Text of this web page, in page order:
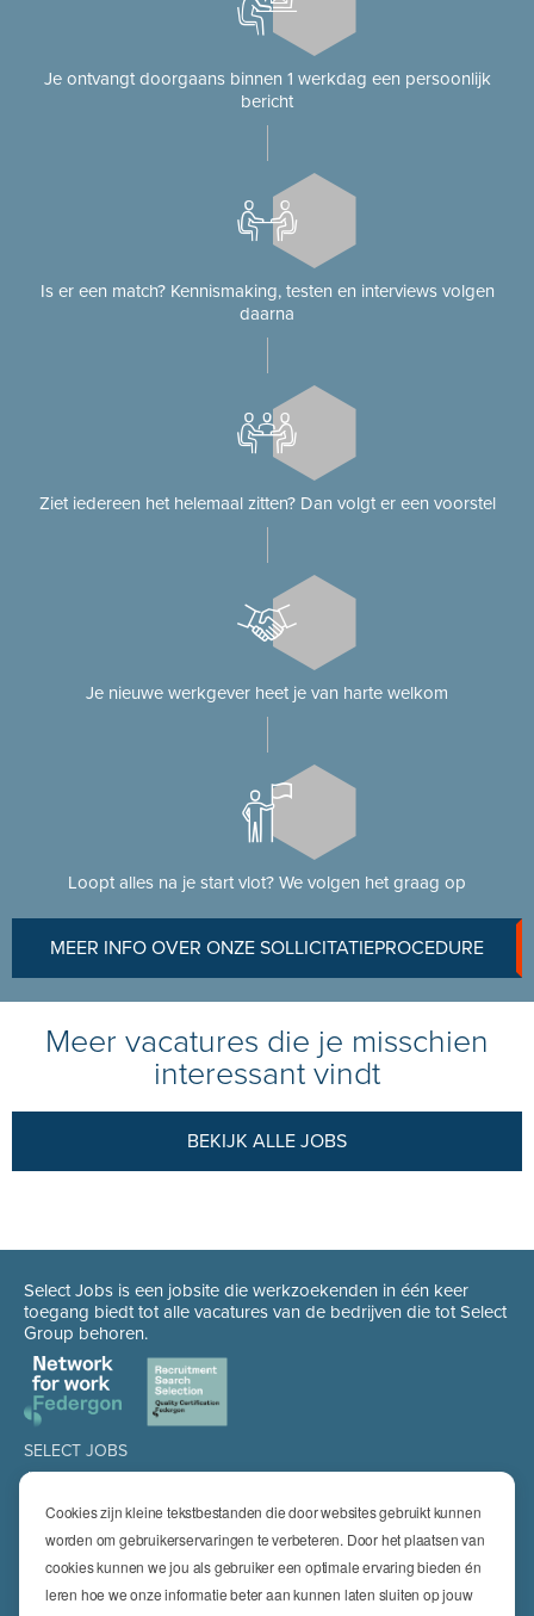
Cookies zijn kleine tekstbestanden die door websites gebruikt kunnen
worden om gebruikerservaringen te verbeteren. Door het plaatsen van
cookies kunnen we jou als gebruiker een optimale ervaring bieden én
leren hoe we onze informatie beter aan kunnen laten sluiten op jouw
Je ontvangt doorgaans binnen 1 werkdag een persoonlijk
bericht
Is er een match? Kennismaking, testen en interviews volgen
daarna
Ziet iedereen het helemaal zitten? Dan volgt er een voorstel
Je nieuwe werkgever heet je van harte welkom
Loopt alles na je start vlot? We volgen het graag op
MEER INFO OVER ONZE SOLLICITATIEPROCEDURE
Meer vacatures die je misschien
interessant vindt
BEKIJK ALLE JOBS
Select Jobs is een jobsite die werkzoekenden in één keer
toegang biedt tot alle vacatures van de bedrijven die tot Select
Group behoren.
SELECT JOBS
Jobs
Job alert
SPECIALISATIES
Technics